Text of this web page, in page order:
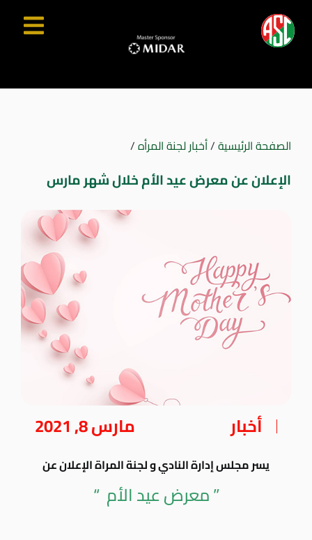
الصفحة الرئيسية/أخبار لجنة المرأه/
الإعلان عن معرض عيد الأم خلال شهر مارس
أخبار مارس 8, 2021
يسر مجلس إدارة النادي و لجنة المراة الإعلان عن
” معرض عيد الأم “